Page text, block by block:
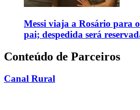
Messi viaja a Rosário para
pai; despedida será
Conteúdo de Parceiros
Canal Rural